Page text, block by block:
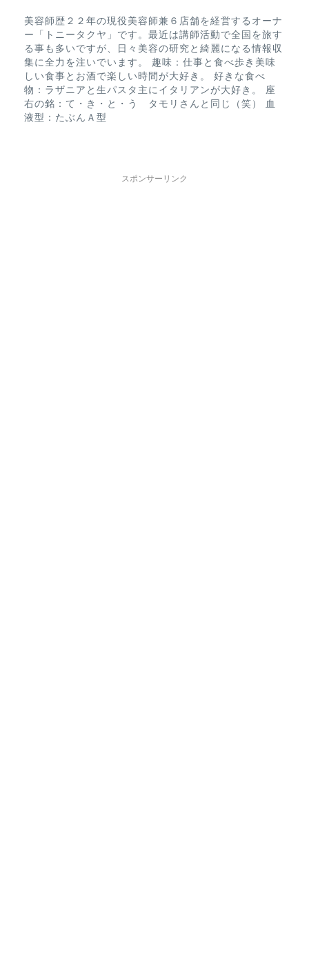
美容師歴２２年の現役美容師兼６店舗を経営するオーナ
ー「トニータクヤ」です。最近は講師活動で全国を旅す
る事も多いですが、日々美容の研究と綺麗になる情報収
集に全力を注いでいます。 趣味：仕事と食べ歩き美味
しい食事とお酒で楽しい時間が大好き。 好きな食べ
物：ラザニアと生パスタ主にイタリアンが大好き。 座
右の銘：て・き・と・う タモリさんと同じ（笑） 血
液型：たぶんＡ型
スポンサーリンク